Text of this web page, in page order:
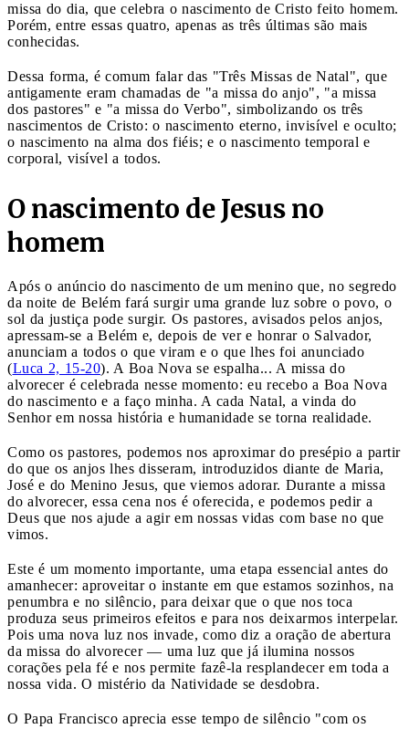
missa do dia, que celebra o nascimento de Cristo feito homem.
Porém, entre essas quatro, apenas as três últimas são mais
conhecidas.
Dessa forma, é comum falar das "Três Missas de Natal", que
antigamente eram chamadas de "a missa do anjo", "a missa
dos pastores" e "a missa do Verbo", simbolizando os três
nascimentos de Cristo: o nascimento eterno, invisível e oculto;
o nascimento na alma dos fiéis; e o nascimento temporal e
corporal, visível a todos.
O nascimento de Jesus no
homem
Após o anúncio do nascimento de um menino que, no segredo
da noite de Belém fará surgir uma grande luz sobre o povo, o
sol da justiça pode surgir. Os pastores, avisados pelos anjos,
apressam-se a Belém e, depois de ver e honrar o Salvador,
anunciam a todos o que viram e o que lhes foi anunciado
(Luca 2, 15-20). A Boa Nova se espalha... A missa do
alvorecer é celebrada nesse momento: eu recebo a Boa Nova
do nascimento e a faço minha. A cada Natal, a vinda do
Senhor em nossa história e humanidade se torna realidade.
Como os pastores, podemos nos aproximar do presépio a partir
do que os anjos lhes disseram, introduzidos diante de Maria,
José e do Menino Jesus, que viemos adorar. Durante a missa
do alvorecer, essa cena nos é oferecida, e podemos pedir a
Deus que nos ajude a agir em nossas vidas com base no que
vimos.
Este é um momento importante, uma etapa essencial antes do
amanhecer: aproveitar o instante em que estamos sozinhos, na
penumbra e no silêncio, para deixar que o que nos toca
produza seus primeiros efeitos e para nos deixarmos interpelar.
Pois uma nova luz nos invade, como diz a oração de abertura
da missa do alvorecer — uma luz que já ilumina nossos
corações pela fé e nos permite fazê-la resplandecer em toda a
nossa vida. O mistério da Natividade se desdobra.
O Papa Francisco aprecia esse tempo de silêncio "com os